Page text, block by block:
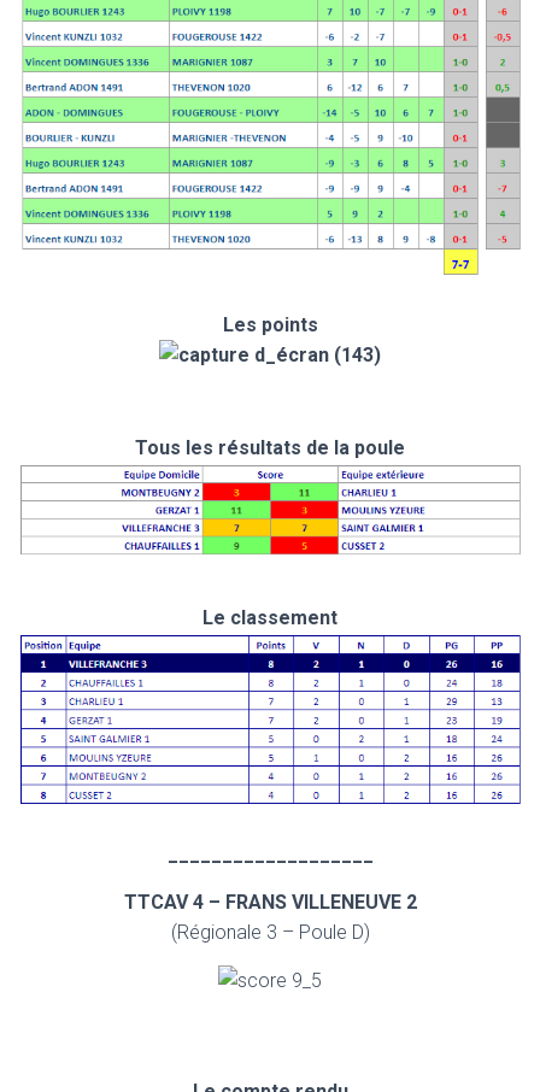
Les points
Tous les résultats de la poule
Le classement
TTCAV 4 – FRANS VILLENEUVE 2
(Régionale 3 – Poule D)